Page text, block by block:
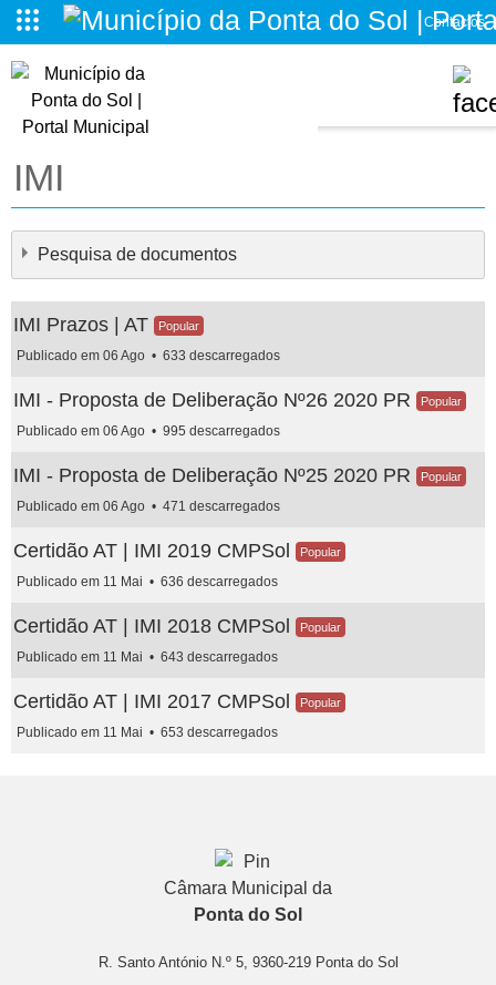
da Ponta do Sol
Contactos
IMI
Pesquisa de documentos
IMI Prazos | AT Popular
Publicado em 06 Ago 633 descarregados
IMI - Proposta de Deliberação Nº26 2020 PR Popular
Publicado em 06 Ago 995 descarregados
IMI - Proposta de Deliberação Nº25 2020 PR Popular
Publicado em 06 Ago 471 descarregados
Certidão AT | IMI 2019 CMPSol Popular
Publicado em 11 Mai 636 descarregados
Certidão AT | IMI 2018 CMPSol Popular
Publicado em 11 Mai 643 descarregados
Certidão AT | IMI 2017 CMPSol Popular
Publicado em 11 Mai 653 descarregados
Câmara Municipal da
Ponta do Sol
R. Santo António N.º 5, 9360-219 Ponta do Sol